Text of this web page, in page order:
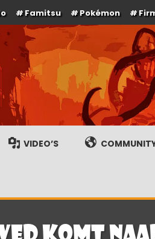
Famitsu Pokémon
streams
VIDEO’S
komt